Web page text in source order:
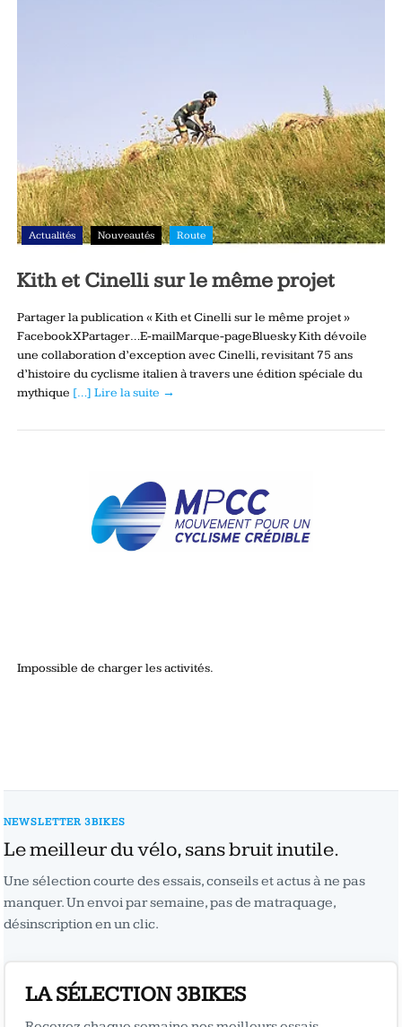
Actualités Nouveautés Route
Kith et Cinelli sur le même projet
Partager la publication « Kith et Cinelli sur le même projet »
FacebookXPartager…E-mailMarque-pageBluesky Kith dévoile
une collaboration d’exception avec Cinelli, revisitant 75 ans
d’histoire du cyclisme italien à travers une édition spéciale du
mythique […] Lire la suite →
Impossible de charger les activités.
NEWSLETTER 3BIKES
Le meilleur du vélo, sans bruit inutile.
Une sélection courte des essais, conseils et actus à ne pas
manquer. Un envoi par semaine, pas de matraquage,
désinscription en un clic.
LA SÉLECTION 3BIKES